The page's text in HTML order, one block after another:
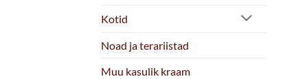
Kotid
Noad ja terariistad
Muu kasulik kraam